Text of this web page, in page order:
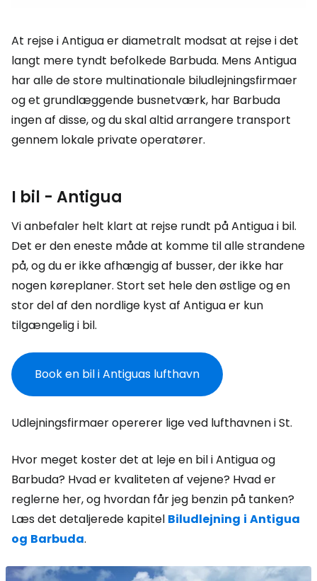
At rejse i Antigua er diametralt modsat at rejse i det
langt mere tyndt befolkede Barbuda. Mens Antigua
har alle de store multinationale biludlejningsfirmaer
og et grundlæggende busnetværk, har Barbuda
ingen af disse, og du skal altid arrangere transport
gennem lokale private operatører.
I bil - Antigua
Vi anbefaler helt klart at rejse rundt på Antigua i bil.
Det er den eneste måde at komme til alle strandene
på, og du er ikke afhængig af busser, der ikke har
nogen køreplaner. Stort set hele den østlige og en
stor del af den nordlige kyst af Antigua er kun
tilgængelig i bil.
Book en bil i Antiguas lufthavn
Udlejningsfirmaer opererer lige ved lufthavnen i St.
Hvor meget koster det at leje en bil i Antigua og
Barbuda? Hvad er kvaliteten af vejene? Hvad er
reglerne her, og hvordan får jeg benzin på tanken?
Læs det detaljerede kapitel Biludlejning i Antigua
og Barbuda.